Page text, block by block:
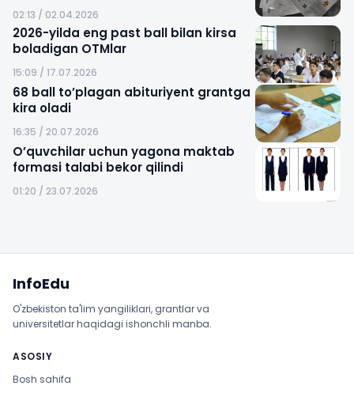
02:13 / 02.04.2026
2026-yilda eng past ball bilan kirsa
boladigan OTMlar
15:09 / 17.07.2026
68 ball to’plagan abituriyent grantga
kira oladi
16:35 / 20.07.2026
O’quvchilar uchun yagona maktab
formasi talabi bekor qilindi
01:20 / 23.07.2026
InfoEdu
O'zbekiston ta'lim yangiliklari, grantlar va
universitetlar haqidagi ishonchli manba.
ASOSIY
Bosh sahifa